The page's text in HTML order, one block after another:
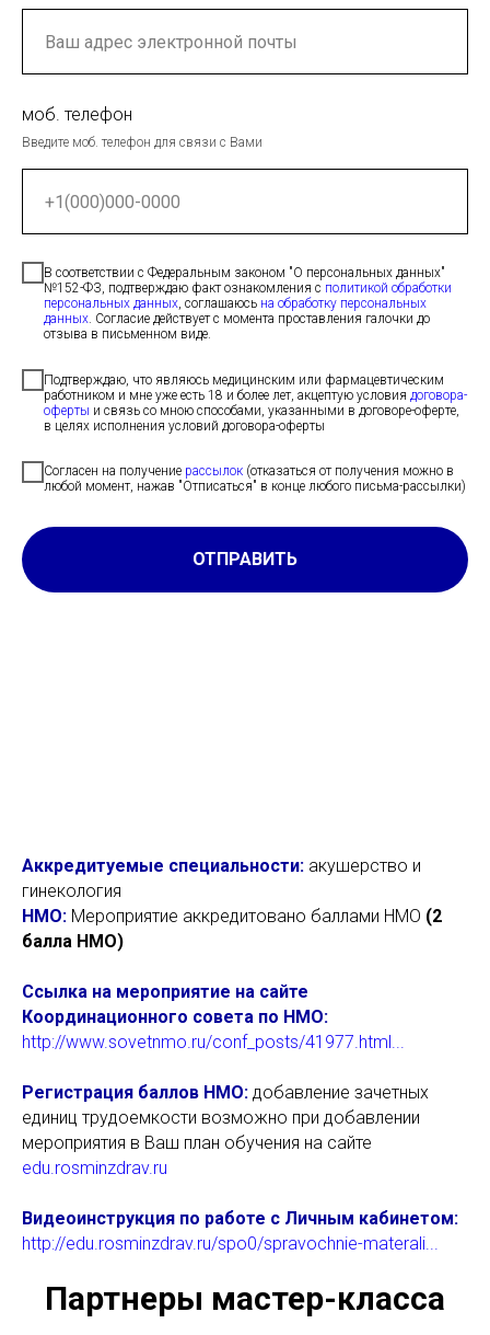
моб. телефон
Введите моб. телефон для связи с Вами
В соответствии с Федеральным законом "О персональных данных"
№152-ФЗ, подтверждаю факт ознакомления с политикой обработки
персональных данных , соглашаюсь на обработку персональных
данных . Согласие действует с момента проставления галочки до
отзыва в письменном виде.
Подтверждаю, что являюсь медицинским или фармацевтическим
работником и мне уже есть 18 и более лет, акцептую условия договора-
оферты и связь со мною способами, указанными в договоре-оферте,
в целях исполнения условий договора-оферты
Согласен на получение рассылок (отказаться от получения можно в
любой момент, нажав "Отписаться" в конце любого письма-рассылки)
ОТПРАВИТЬ
Аккредитуемые специальности: акушерство и
гинекология
НМО: Мероприятие аккредитовано баллами НМО (2
балла НМО)
Ссылка на мероприятие на сайте
Координационного совета по НМО:
http://www.sovetnmo.ru/conf_posts/41977.html...
Регистрация баллов НМО: добавление зачетных
единиц трудоемкости возможно при добавлении
мероприятия в Ваш план обучения на сайте
edu.rosminzdrav.ru
Видеоинструкция по работе с Личным кабинетом:
http://edu.rosminzdrav.ru/spo0/spravochnie-materali...
Партнеры мастер-класса